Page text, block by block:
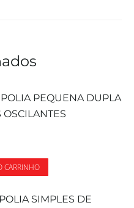
PEQUENA DUPLA
OSCILANTES
CARRINHO
SIMPLES DE